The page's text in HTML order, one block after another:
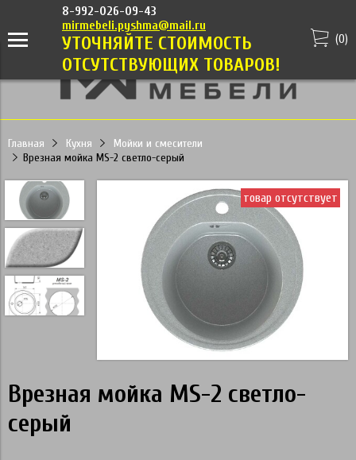
8-992-026-09-43
mirmebeli.pyshma@mail.ru
УТОЧНЯЙТЕ СТОИМОСТЬ
ОТСУТСТВУЮЩИХ ТОВАРОВ!
(0)
Главная Кухня
Мойки и смесители
Врезная мойка MS-2 светло-серый
товар отсутствует
Врезная мойка MS-2 светло-
серый